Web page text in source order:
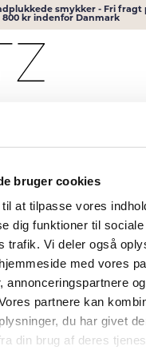
bruger cookies
at tilpasse vores
dig funktioner til
trafik. Vi deler også
med vores
annonceringspartnere og
partnere kan
du har givet
din brug af deres
smykker - Fri fragt
800 kr indenfor Danmark
Vis-1 produkter pr.
1.350,00 kr.Prisinterval:
1.200,00 kr.
til
1.350,00 kr.
Vælg muligheder